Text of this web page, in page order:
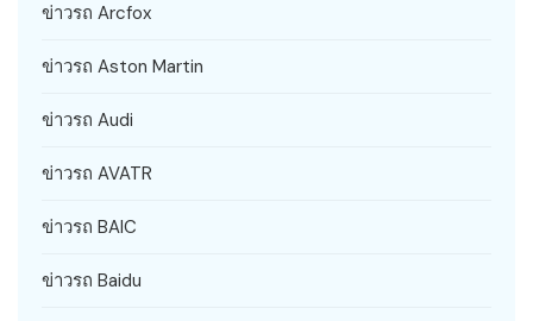
ข่าวรถ Arcfox
ข่าวรถ Aston Martin
ข่าวรถ Audi
ข่าวรถ AVATR
ข่าวรถ BAIC
ข่าวรถ Baidu